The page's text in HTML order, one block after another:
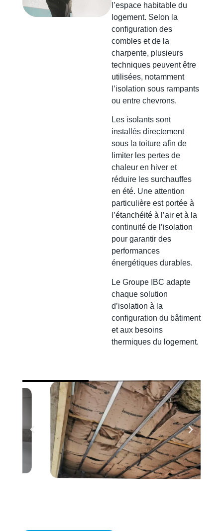
l’espace habitable du
logement. Selon la
configuration des
combles et de la
charpente, plusieurs
techniques peuvent être
utilisées, notamment
l’isolation sous rampants
ou entre chevrons.
Les isolants sont
installés directement
sous la toiture afin de
limiter les pertes de
chaleur en hiver et
réduire les surchauffes
en été. Une attention
particulière est portée à
l’étanchéité à l’air et à la
continuité de l’isolation
pour garantir des
performances
énergétiques durables.
Le Groupe IBC adapte
chaque solution
d’isolation à la
configuration du bâtiment
et aux besoins
thermiques du logement.